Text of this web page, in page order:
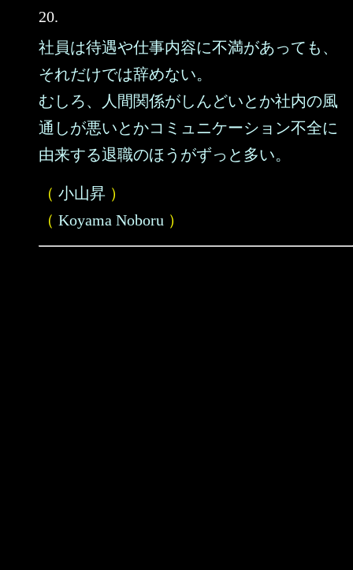
20.
社員は待遇や仕事内容に不満があっても、
それだけでは辞めない。
むしろ、人間関係がしんどいとか社内の風
通しが悪いとかコミュニケーション不全に
由来する退職のほうがずっと多い。
（ 小山昇 ）
（ Koyama Noboru ）